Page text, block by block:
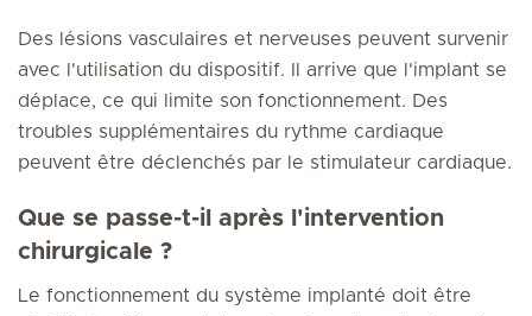
Des lésions vasculaires et nerveuses peuvent survenir
avec l'utilisation du dispositif. Il arrive que l'implant se
déplace, ce qui limite son fonctionnement. Des
troubles supplémentaires du rythme cardiaque
peuvent être déclenchés par le stimulateur cardiaque.
Que se passe-t-il après l'intervention
chirurgicale ?
Le fonctionnement du système implanté doit être